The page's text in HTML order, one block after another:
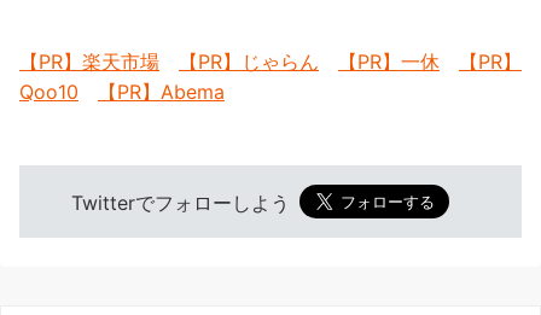
【PR】楽天市場 【PR】じゃらん 【PR】一休
【PR】
Qoo10
【PR】Abema
Twitterでフォローしよう